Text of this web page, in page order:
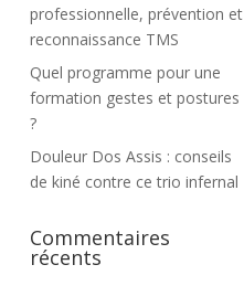
professionnelle, prévention et
reconnaissance TMS
Quel programme pour une
formation gestes et postures
?
Douleur Dos Assis : conseils
de kiné contre ce trio infernal
Commentaires
récents